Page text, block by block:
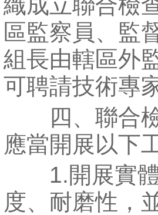
織成立聯合檢
區監察員、監
組長由轄區外
可聘請技術專
四、聯合檢
應當開展以下
1.開展實體
度、耐磨性，